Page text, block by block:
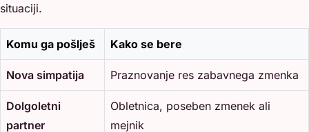
situaciji.
Komu ga pošlješ Kako se bere
Nova simpatija Praznovanje res zabavnega zmenka
Dolgoletni
partner
Obletnica, poseben zmenek ali
mejnik